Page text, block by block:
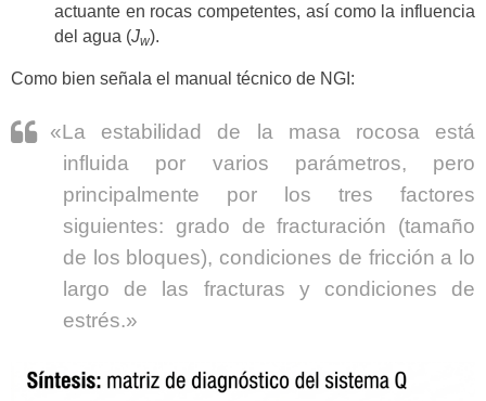
actuante en rocas competentes, así como la influencia
del agua (Jw).
Como bien señala el manual técnico de NGI:
«La estabilidad de la masa rocosa está
influida por varios parámetros, pero
principalmente por los tres factores
siguientes: grado de fracturación (tamaño
de los bloques), condiciones de fricción a lo
largo de las fracturas y condiciones de
estrés.»